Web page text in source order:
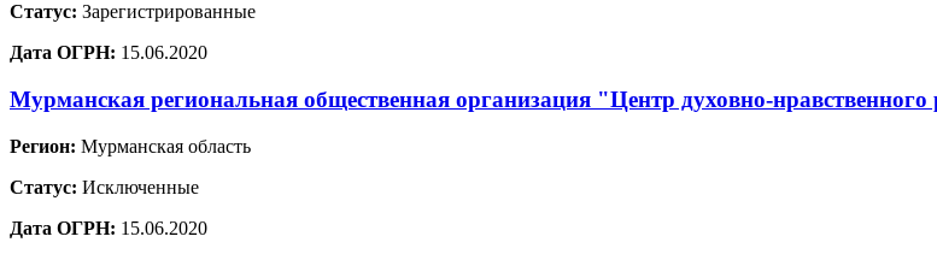
Статус: Зарегистрированные
Дата ОГРН: 15.06.2020
Мурманская региональная общественная организация "Центр духовно-
Регион: Мурманская область
Статус: Исключенные
Дата ОГРН: 15.06.2020